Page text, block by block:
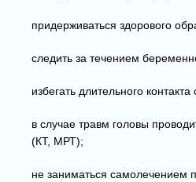
придерживаться здорового
следить за течением
избегать длительного
в случае травм головы
(КТ, МРТ);
не заниматься самолечением